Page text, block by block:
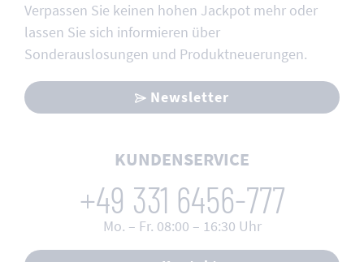
Verpassen Sie keinen hohen Jackpot mehr oder
lassen Sie sich informieren über
Sonderauslosungen und Produktneuerungen.
Newsletter
KUNDENSERVICE
+49 331 6456-777
Mo. – Fr. 08:00 – 16:30 Uhr